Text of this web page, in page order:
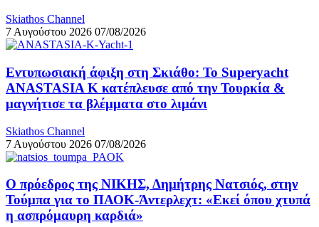
Skiathos Channel
7 Αυγούστου 2026 07/08/2026
Εντυπωσιακή άφιξη στη Σκιάθο: Το Superyacht
ANASTASIA K κατέπλευσε από την Τουρκία &
μαγνήτισε τα βλέμματα στο λιμάνι
Skiathos Channel
7 Αυγούστου 2026 07/08/2026
Ο πρόεδρος της ΝΙΚΗΣ, Δημήτρης Νατσιός, στην
Τούμπα για το ΠΑΟΚ-Άντερλεχτ: «Εκεί όπου χτυπά
η ασπρόμαυρη καρδιά»